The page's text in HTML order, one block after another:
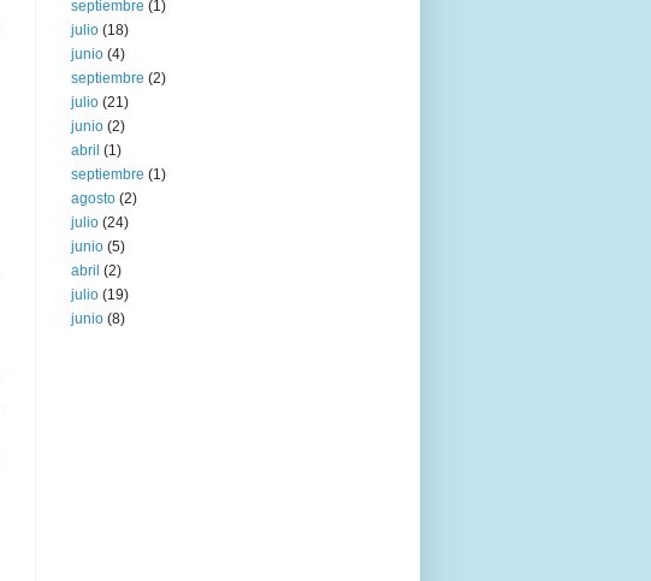
septiembre (1)
julio (18)
junio (4)
septiembre (2)
julio (21)
junio (2)
abril (1)
septiembre (1)
agosto (2)
julio (24)
junio (5)
abril (2)
julio (19)
junio (8)